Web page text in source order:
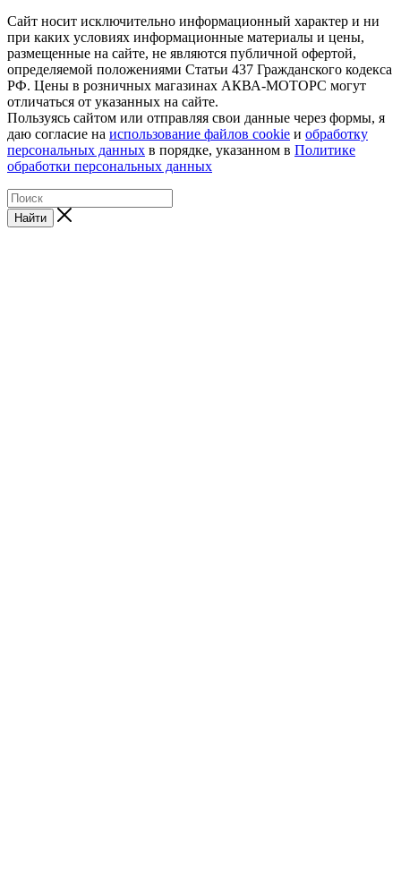
Сайт носит исключительно информационный характер и ни
при каких условиях информационные материалы и цены,
размещенные на сайте, не являются публичной офертой,
определяемой положениями Статьи 437 Гражданского кодекса
РФ. Цены в розничных магазинах АКВА-МОТОРС могут
отличаться от указанных на сайте.
Пользуясь сайтом или отправляя свои данные через формы, я
даю согласие на использование файлов cookie и обработку
персональных данных в порядке, указанном в Политике
обработки персональных данных
Найти